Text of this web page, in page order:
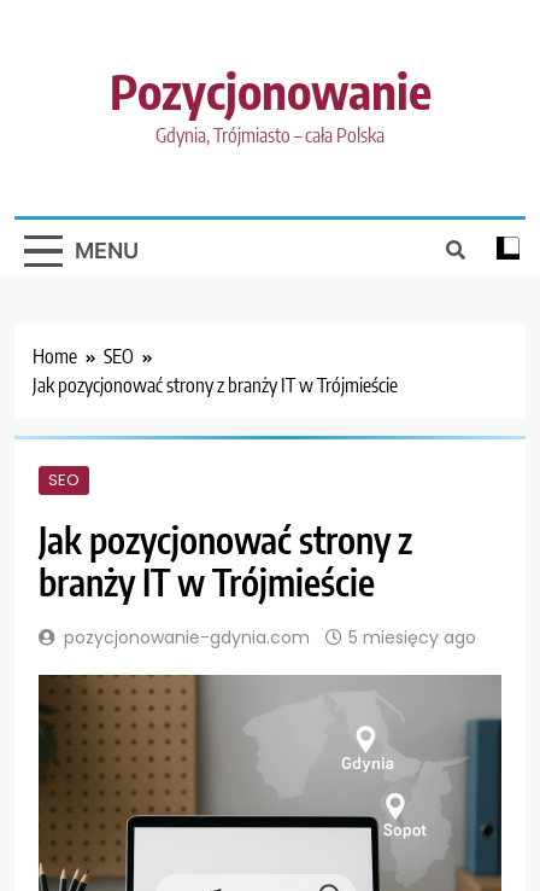
Pozycjonowanie
Gdynia, Trójmiasto – cała Polska
MENU
Home
SEO
Jak pozycjonować strony z branży IT w Trójmieście
SEO
Jak pozycjonować strony z
branży IT w Trójmieście
pozycjonowanie-gdynia.com 5 miesięcy ago